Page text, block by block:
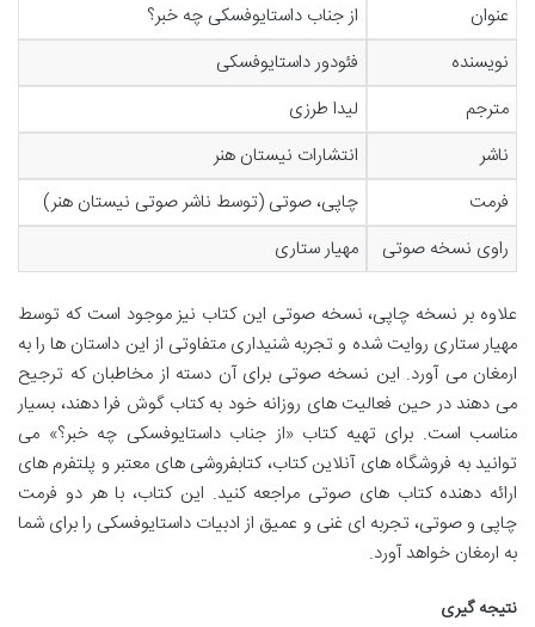
عنوان
از جناب داستایوفسکی چه خبر؟
نویسنده
فئودور داستایوفسکی
مترجم
لیدا طرزی
ناشر
انتشارات نیستان هنر
فرمت
چاپی، صوتی (توسط ناشر صوتی نیستان هنر)
راوی نسخه صوتی
مهیار ستاری
علاوه بر نسخه چاپی، نسخه صوتی این کتاب نیز موجود است که توسط
مهیار ستاری روایت شده و تجربه شنیداری متفاوتی از این داستان ها را به
ارمغان می آورد. این نسخه صوتی برای آن دسته از مخاطبان که ترجیح
می دهند در حین فعالیت های روزانه خود به کتاب گوش فرا دهند، بسیار
مناسب است. برای تهیه کتاب «از جناب داستایوفسکی چه خبر؟» می
توانید به فروشگاه های آنلاین کتاب، کتابفروشی های معتبر و پلتفرم های
ارائه دهنده کتاب های صوتی مراجعه کنید. این کتاب، با هر دو فرمت
چاپی و صوتی، تجربه ای غنی و عمیق از ادبیات داستایوفسکی را برای شما
به ارمغان خواهد آورد.
نتیجه گیری